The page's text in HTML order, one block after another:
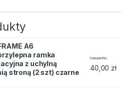
ramka informacyjna z
A6
ramka
z uchylną
stroną (2 szt) czarne
Cena netto
40,00 zł